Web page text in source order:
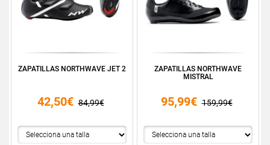
ZAPATILLAS NORTHWAVE JET 2
42,50€ 84,99€
ZAPATILLAS NORTHWAVE
MISTRAL
95,99€ 159,99€